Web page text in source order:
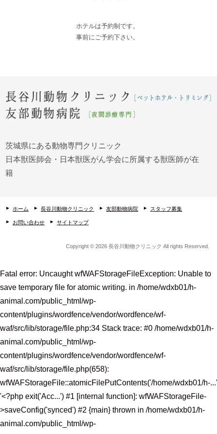
ホテルは予約制です。
事前にご予約下さい。
茨城県にある動物専門クリニック
日本獣医師会・日本獣医がん学会に所属する獣医師が在
籍
ホーム 長谷川動物クリニック 友部動物病院 スタッフ募集
お問い合わせ サイトマップ
Copyright © 2026 長谷川動物クリニック All rights Reserved.
Fatal error: Uncaught wfWAFStorageFileException: Unable to
save temporary file for atomic writing. in /home/wdxb01/h-
animal.com/public_html/wp-
content/plugins/wordfence/vendor/wordfence/wf-
waf/src/lib/storage/file.php:34 Stack trace: #0 /home/wdxb01/h-
animal.com/public_html/wp-
content/plugins/wordfence/vendor/wordfence/wf-
waf/src/lib/storage/file.php(658):
wfWAFStorageFile::atomicFilePutContents('/home/wdxb01/h-
'<?php exit('Acc...') #1 [internal function]: wfWAFStorageFile-
>saveConfig('synced') #2 {main} thrown in /home/wdxb01/h-
animal.com/public_html/wp-